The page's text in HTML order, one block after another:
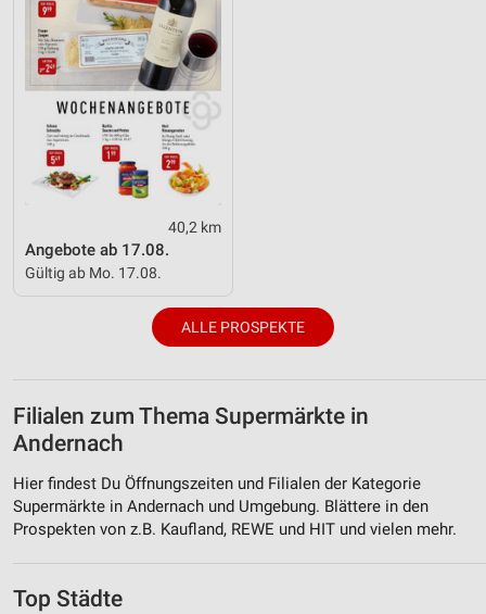
40,2 km
Angebote ab 17.08.
Gültig ab Mo. 17.08.
ALLE PROSPEKTE
Filialen zum Thema Supermärkte in
Andernach
Hier findest Du Öffnungszeiten und Filialen der Kategorie
Supermärkte in Andernach und Umgebung. Blättere in den
Prospekten von z.B. Kaufland, REWE und HIT und vielen mehr.
Top Städte